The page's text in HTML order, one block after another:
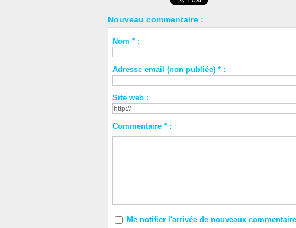
Nouveau commentaire :
Nom * :
Adresse email (non publiée) * :
Site web :
Commentaire * :
Me notifier l'arrivée de nouveaux